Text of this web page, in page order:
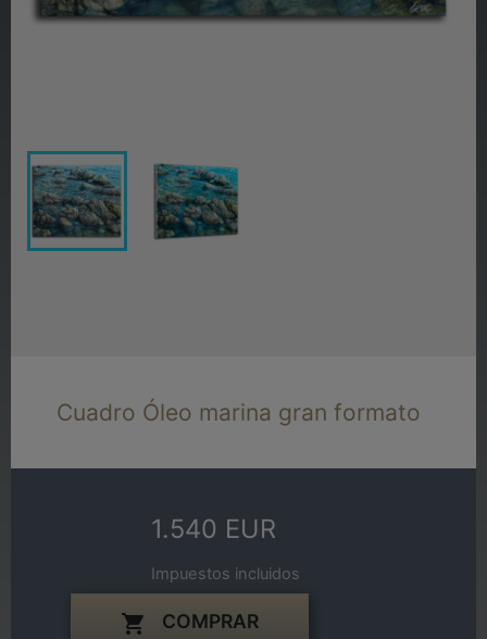
Cuadro Óleo marina gran formato
1.540 EUR
Impuestos incluidos
 COMPRAR